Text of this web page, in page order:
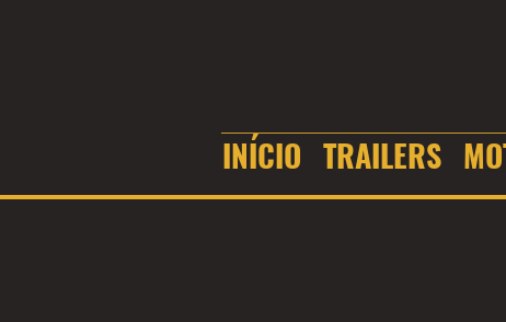
INÍCIO TRAILERS